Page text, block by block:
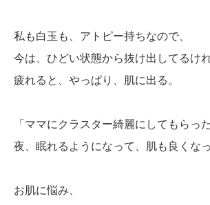
私も白玉も、アトピー持ちなので、
今は、ひどい状態から抜け出してるけれ
疲れると、やっぱり、肌に出る。
「ママにクラスター綺麗にしてもらった
夜、眠れるようになって、肌も良くなっ
お肌に悩み、